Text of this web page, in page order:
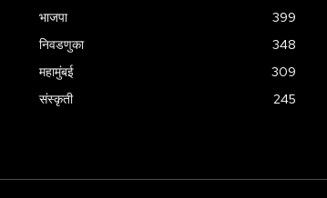
भाजपा
399
निवडणुका
348
महामुंबई
309
संस्कृती
245